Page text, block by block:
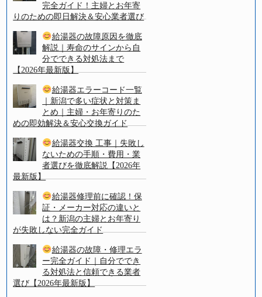
完全ガイド！主婦とお年寄
りのための即日解決＆安心業者選び
給湯器の故障原因を徹底
解説｜寿命のサインから自
分でできる対処法まで
【2026年最新版】
給湯器エラーコード一覧
｜新潟で多い症状と対策ま
とめ｜主婦・お年寄りのた
めの即効解決＆安心交換ガイド
給湯器交換 工事｜失敗し
ないための手順・費用・業
者選びを徹底解説【2026年
最新版】
給湯器修理前に確認！保
証・メーカー対応の違いと
は？新潟の主婦とお年寄り
が失敗しない完全ガイド
給湯器の故障・修理エラ
ー完全ガイド｜自分ででき
る対処法と信頼できる業者
選び【2026年最新版】